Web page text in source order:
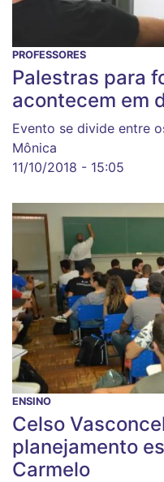
PROFESSORES
Palestras para
acontecem em
Evento se divide entre
Mônica
11/10/2018 - 15:05
ENSINO
Celso
planejamento
Carmelo